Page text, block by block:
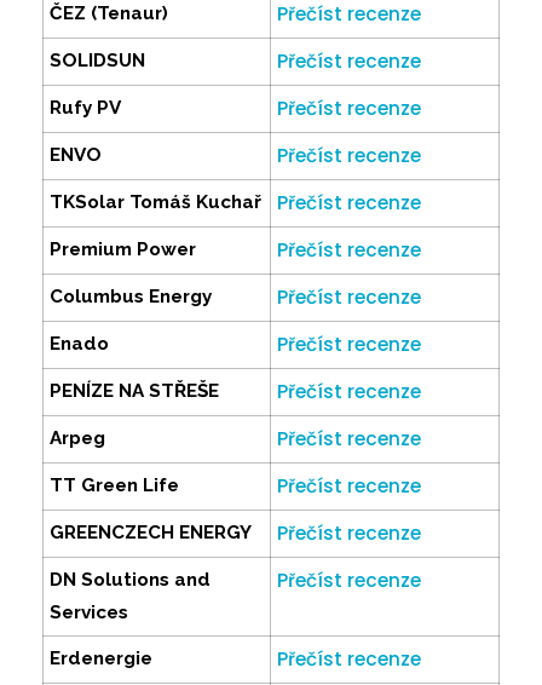
ČEZ (Tenaur) Přečíst recenze
SOLIDSUN Přečíst recenze
Rufy PV Přečíst recenze
ENVO Přečíst recenze
TKSolar Tomáš Kuchař Přečíst recenze
Premium Power Přečíst recenze
Columbus Energy Přečíst recenze
Enado Přečíst recenze
PENÍZE NA STŘEŠE Přečíst recenze
Arpeg Přečíst recenze
TT Green Life Přečíst recenze
GREENCZECH ENERGY Přečíst recenze
DN Solutions and
Services
Přečíst recenze
Erdenergie Přečíst recenze